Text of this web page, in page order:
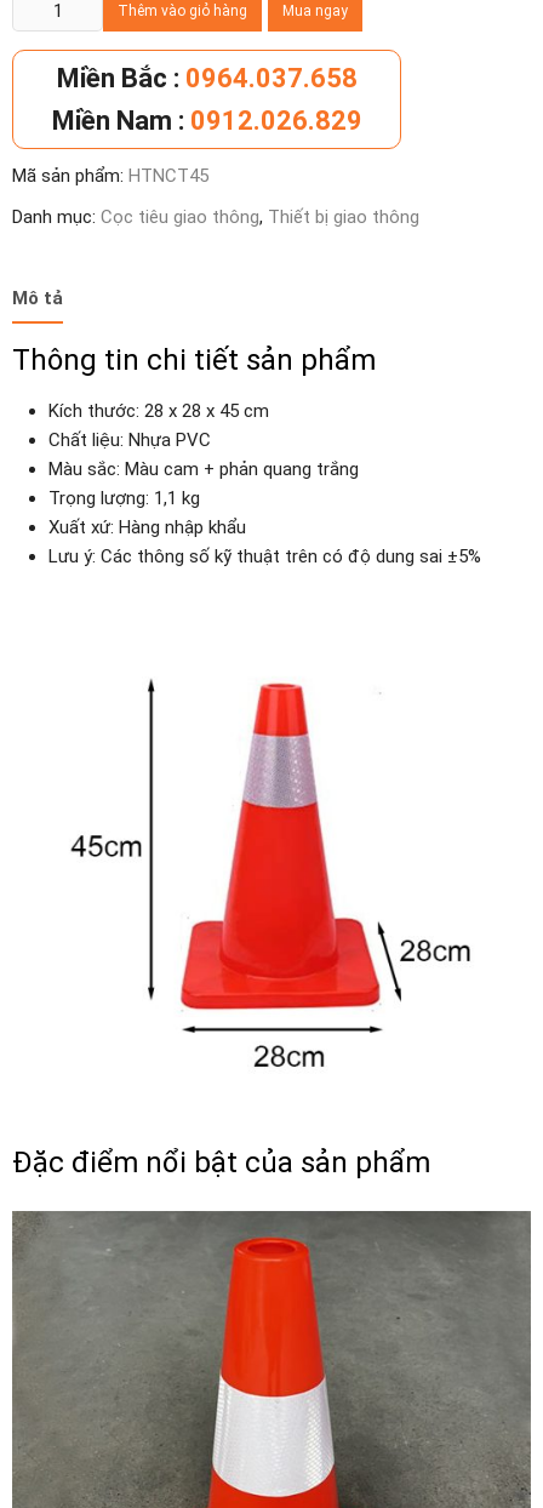
tiêu
giao
nón
PVC
45
lượng
Thêm vào giỏ hàng Mua ngay
Miền Bắc : 0964.037.658
Miền Nam : 0912.026.829
Mã sản phẩm: HTNCT45
Danh mục: Cọc tiêu giao thông, Thiết bị giao thông
Mô tả
Thông tin chi tiết sản phẩm
Kích thước: 28 x 28 x 45 cm
Chất liệu: Nhựa PVC
Màu sắc: Màu cam + phản quang trắng
Trọng lượng: 1,1 kg
Xuất xứ: Hàng nhập khẩu
Lưu ý: Các thông số kỹ thuật trên có độ dung sai ±5%
Đặc điểm nổi bật của sản phẩm